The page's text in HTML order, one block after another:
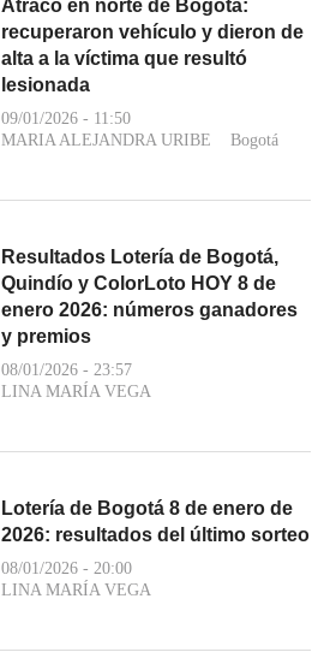
Atraco en norte de Bogotá:
recuperaron vehículo y dieron de
alta a la víctima que resultó
lesionada
09/01/2026 - 11:50
MARIA ALEJANDRA URIBE
Bogotá
Resultados Lotería de Bogotá,
Quindío y ColorLoto HOY 8 de
enero 2026: números ganadores
y premios
08/01/2026 - 23:57
LINA MARÍA VEGA
Lotería de Bogotá 8 de enero de
2026: resultados del último sorteo
08/01/2026 - 20:00
LINA MARÍA VEGA